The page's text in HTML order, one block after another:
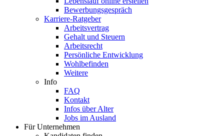
Bewerbungsgespräch
Karriere-Ratgeber
Arbeitsvertrag
Gehalt und Steuern
Arbeitsrecht
Persönliche Entwicklung
Wohlbefinden
Weitere
Info
FAQ
Kontakt
Infos über Alter
Jobs im Ausland
Für Unternehmen